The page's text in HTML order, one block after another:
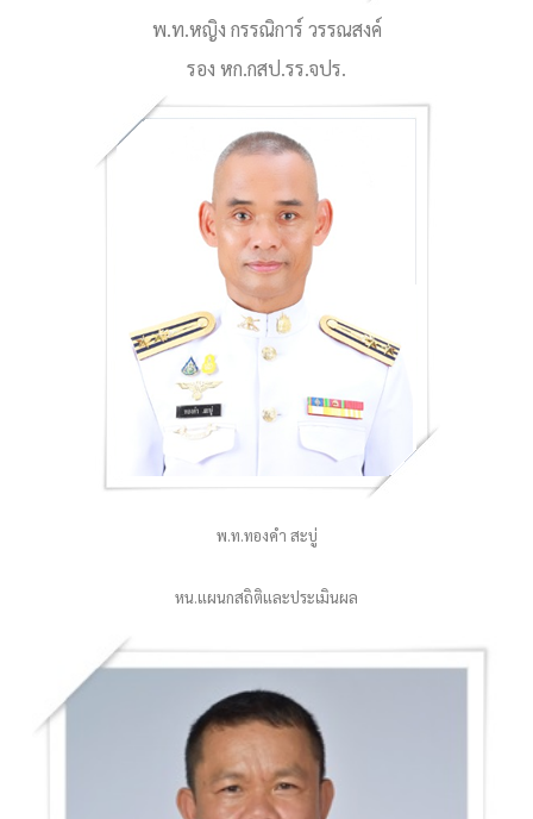
พ.ท.หญิง กรรณิการ์ วรรณสงค์
รอง หก.กสป.รร.จปร.
พ.ท.ทองคำ สะบู่
หน.แผนกสถิติและประเมินผล